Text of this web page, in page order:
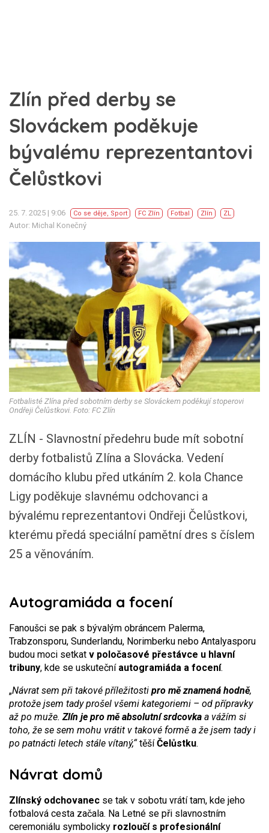
Zlín před derby se
Slováckem poděkuje
bývalému reprezentantovi
Čelůstkovi
25. 7. 2025 | 9:06 Co se děje, Sport FC Zlín Fotbal Zlín ZL
Autor: Michal Konečný
Fotbalisté Zlína před sobotním derby se Slováckem poděkují stoperovi
Ondřeji Čelůstkovi. Foto: FC Zlín
ZLÍN - Slavnostní předehru bude mít sobotní
derby fotbalistů Zlína a Slovácka. Vedení
domácího klubu před utkáním 2. kola Chance
Ligy poděkuje slavnému odchovanci a
bývalému reprezentantovi Ondřeji Čelůstkovi,
kterému předá speciální pamětní dres s číslem
25 a věnováním.
Autogramiáda a focení
Fanoušci se pak s bývalým obráncem Palerma,
Trabzonsporu, Sunderlandu, Norimberku nebo Antalyasporu
budou moci setkat v poločasové přestávce u hlavní
tribuny, kde se uskuteční autogramiáda a focení.
„Návrat sem při takové příležitosti pro mě znamená hodně,
protože jsem tady prošel všemi kategoriemi – od přípravky
až po muže.Zlín je pro mě absolutní srdcovka a vážím si
toho, že se sem mohu vrátit v takové formě a že jsem tady i
po patnácti letech stále vítaný,“těšíČelůstku.
Návrat domů
Zlínský odchovanec se tak v sobotu vrátí tam, kde jeho
fotbalová cesta začala. Na Letné se při slavnostním
ceremoniálu symbolicky rozloučí s profesionální